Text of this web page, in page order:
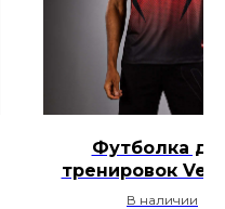
Футболка
тренировок
RWS 2.0 -
В наличии